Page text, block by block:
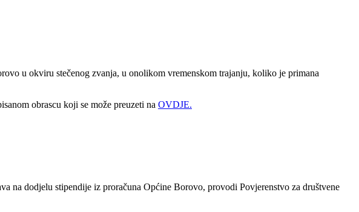
u okviru stečenog zvanja, u onolikom vremenskom trajanju, koliko je primana
obrascu koji se može preuzeti na OVDJE.
na dodjelu stipendije iz proračuna Općine Borovo, provodi Povjerenstvo za društvene